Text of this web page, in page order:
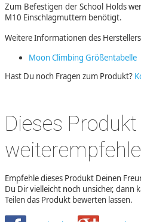
Zum Befestigen der School Holds
M10 Einschlagmuttern benötigt.
Weitere Informationen des
Moon Climbing Größentabelle
Hast Du noch Fragen zum Produkt?
Dieses Produkt
Empfehle dieses Produkt Deinen
Du Dir vielleicht noch unsicher, dann
Teilen das Produkt bewerten lassen.